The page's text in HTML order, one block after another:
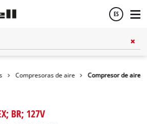
ES
Compresoras de aire Compresor de aire
BR; 127V